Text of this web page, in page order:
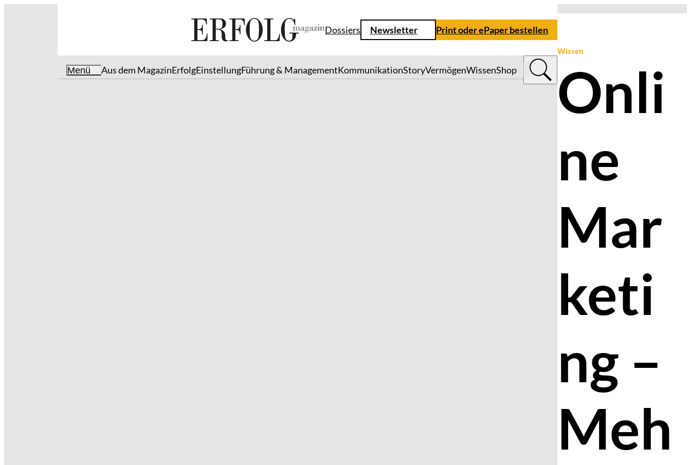
Dossiers Newsletter Print oder ePaper bestellen
Menü Aus dem MagazinErfolgEinstellungFührung & ManagementKommunikationStoryVermögenWissenShop
Wissen
Onli
ne
Mar
keti
ng –
Meh